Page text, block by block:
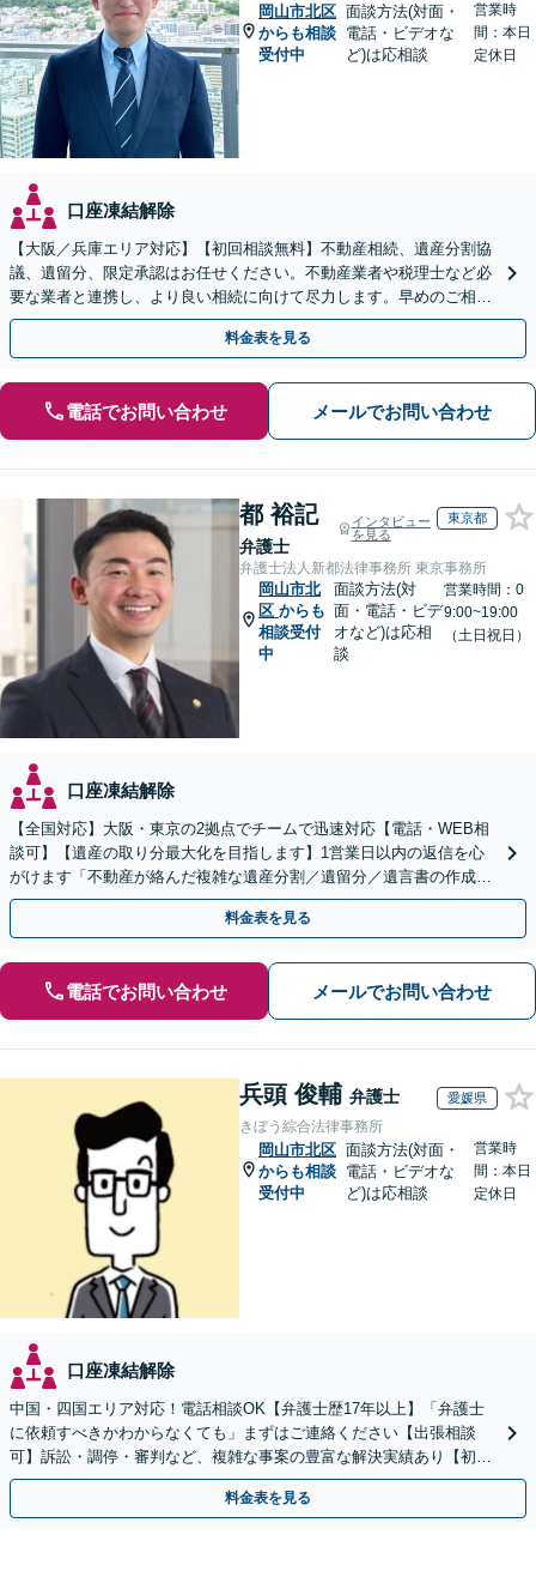
岡山市北区
からも相談
受付中
面談方法(対面・
電話・ビデオな
ど)は応相談
営業時
間：本日
定休日
口座凍結解除
【大阪／兵庫エリア対応】【初回相談無料】不動産相続、遺産分割協
議、遺留分、限定承認はお任せください。不動産業者や税理士など必
要な業者と連携し、より良い相続に向けて尽力します。早めのご相談
が複雑化を防ぐカギとなります【休日相談可】
料金表を見る
電話でお問い合わせ メールでお問い合わせ
都 裕記
弁護士
インタビュー
を見る
東京都
弁護士法人新都法律事務所 東京事務所
岡山市北
区 からも
相談受付
中
面談方法(対
面・電話・ビデ
オなど)は応相
談
営業時間：0
9:00~19:00
（土日祝日）
口座凍結解除
【全国対応】大阪・東京の2拠点でチームで迅速対応【電話・WEB相
談可】【遺産の取り分最大化を目指します】1営業日以内の返信を心
がけます「不動産が絡んだ複雑な遺産分割／遺留分／遺言書の作成・
執行／事業承継など、お任せください」【休日相談あり】
料金表を見る
電話でお問い合わせ メールでお問い合わせ
兵頭 俊輔 弁護士 愛媛県
きぼう綜合法律事務所
岡山市北区
からも相談
受付中
面談方法(対面・
電話・ビデオな
ど)は応相談
営業時
間：本日
定休日
口座凍結解除
中国・四国エリア対応！電話相談OK【弁護士歴17年以上】「弁護士
に依頼すべきかわからなくても」まずはご連絡ください【出張相談
可】訴訟・調停・審判など、複雑な事案の豊富な解決実績あり【初回
相談無料】初回面談のみで解決できるケースもあります
料金表を見る